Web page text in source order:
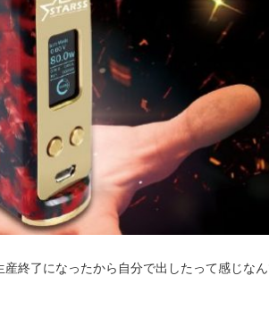
終了になったから自分で出したって感じなん